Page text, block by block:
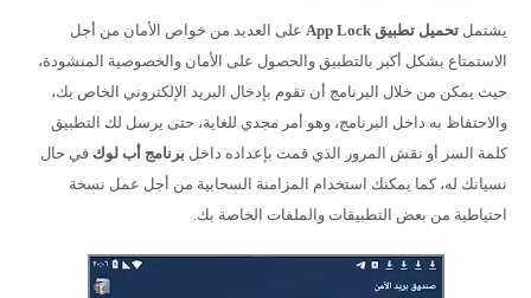
يشتمل تحميل تطبيق App Lock على العديد من خواص الأمان من أجل
الاستمتاع بشكل أكبر بالتطبيق والحصول على الأمان والخصوصية المنشودة،
حيث يمكن من خلال البرنامج أن تقوم بإدخال البريد الإلكتروني الخاص بك،
والاحتفاظ به داخل البرنامج، وهو أمر مجدي للغاية، حتى يرسل لك التطبيق
كلمة السر أو نقش المرور الذي قمت بإعداده داخل برنامج أب لوك في حال
نسيانك له، كما يمكنك استخدام المزامنة السحابية من أجل عمل نسخة
احتياطية من بعض التطبيقات والملفات الخاصة بك.